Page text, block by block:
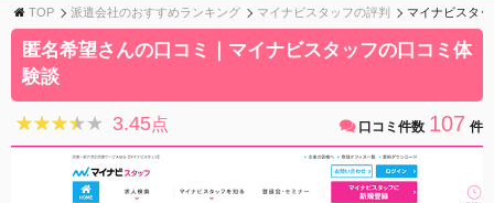
TOP 派遣会社のおすすめランキング マイナビスタッフの評判 マイナビスタ
匿名希望さんの口コミ｜マイナビスタッフの口コミ体
験談
★★★★★
★★★★★ 3.45点 口コミ件数 107 件